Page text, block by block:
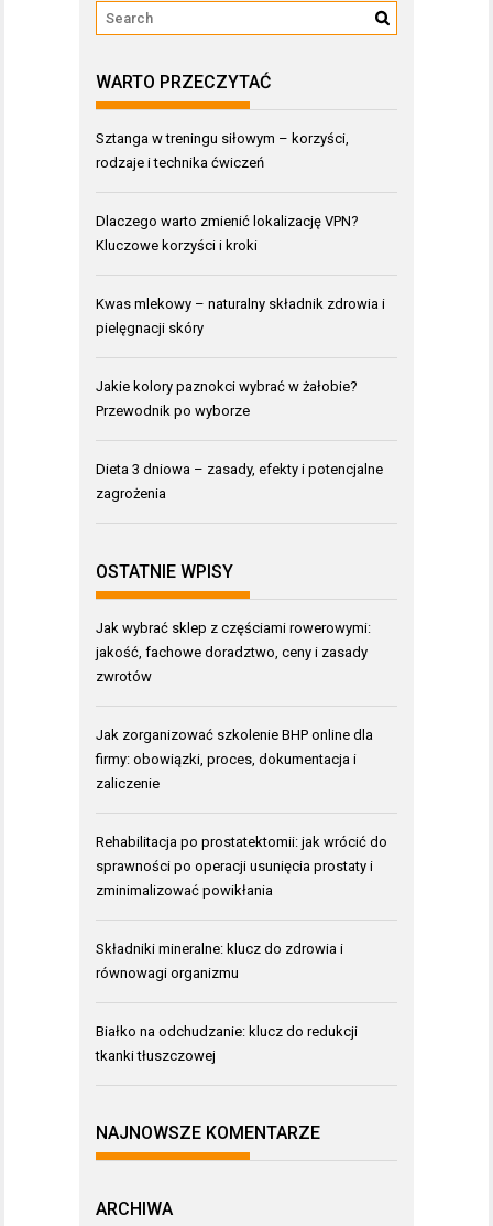
WARTO PRZECZYTAĆ
Sztanga w treningu siłowym – korzyści,
rodzaje i technika ćwiczeń
Dlaczego warto zmienić lokalizację VPN?
Kluczowe korzyści i kroki
Kwas mlekowy – naturalny składnik zdrowia i
pielęgnacji skóry
Jakie kolory paznokci wybrać w żałobie?
Przewodnik po wyborze
Dieta 3 dniowa – zasady, efekty i potencjalne
zagrożenia
OSTATNIE WPISY
Jak wybrać sklep z częściami rowerowymi:
jakość, fachowe doradztwo, ceny i zasady
zwrotów
Jak zorganizować szkolenie BHP online dla
firmy: obowiązki, proces, dokumentacja i
zaliczenie
Rehabilitacja po prostatektomii: jak wrócić do
sprawności po operacji usunięcia prostaty i
zminimalizować powikłania
Składniki mineralne: klucz do zdrowia i
równowagi organizmu
Białko na odchudzanie: klucz do redukcji
tkanki tłuszczowej
NAJNOWSZE KOMENTARZE
ARCHIWA